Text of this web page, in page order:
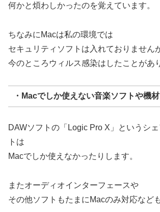
何かと煩わしかったのを覚えています。
ちなみにMacは私の環境では
セキュリティソフトは入れておりません
今のところウィルス感染はしたことがあ
・Macでしか使えない音楽ソフトや機
DAWソフトの「Logic Pro X」というシ
トは
Macでしか使えなかったりします。
またオーディオインターフェースや
その他ソフトもたまにMacのみ対応など